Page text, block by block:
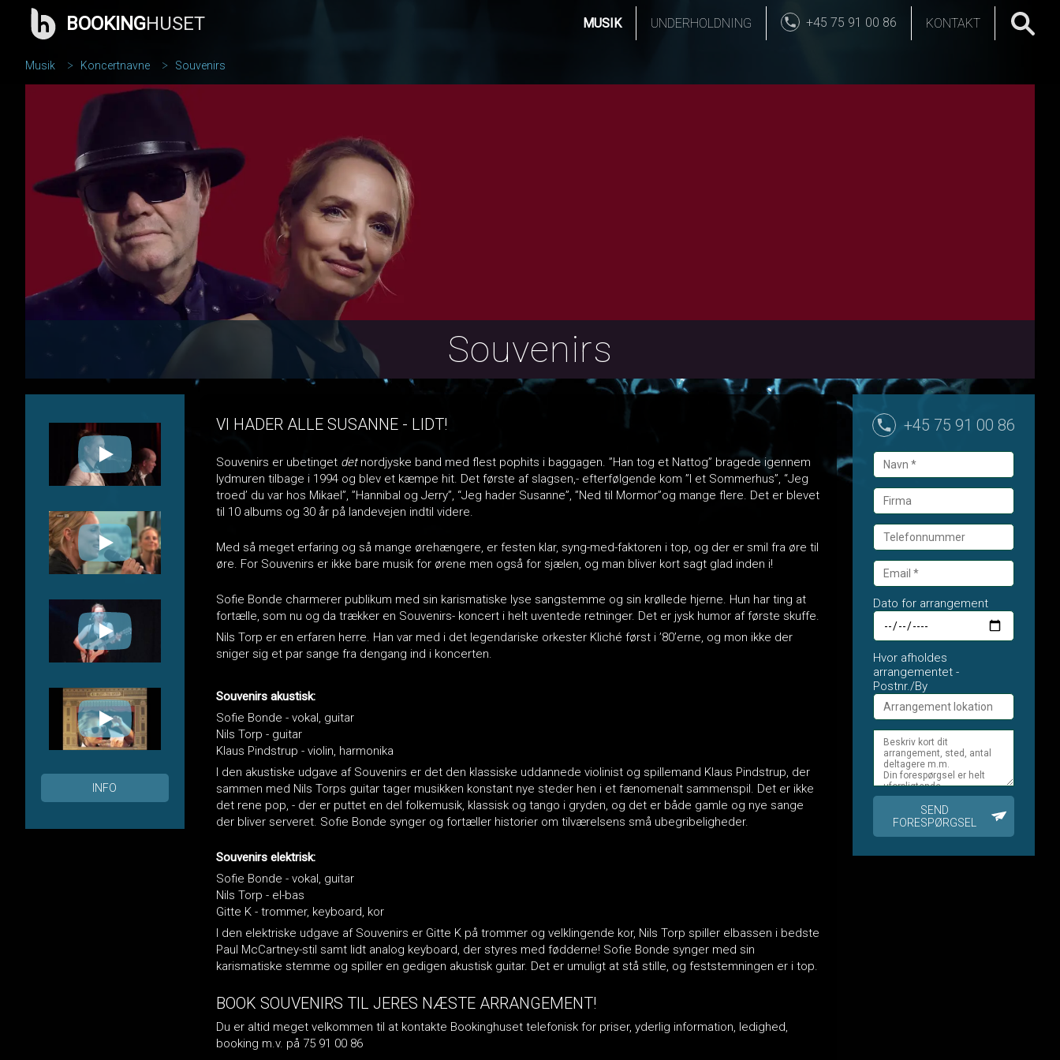
BOOKINGHUSET MUSIK UNDERHOLDNING +45 75 91 00 86 KONTAKT
Musik Koncertnavne Souvenirs
Souvenirs
VI HADER ALLE SUSANNE - LIDT!
Souvenirs er ubetinget det nordjyske band med flest pophits i baggagen. ”Han tog et Nattog” bragede igennem
lydmuren tilbage i 1994 og blev et kæmpe hit. Det første af slagsen,- efterfølgende kom ”I et Sommerhus”, “Jeg
troed’ du var hos Mikael”, ”Hannibal og Jerry”, “Jeg hader Susanne”, ”Ned til Mormor”og mange flere. Det er blevet
til 10 albums og 30 år på landevejen indtil videre.
Med så meget erfaring og så mange ørehængere, er festen klar, syng-med-faktoren i top, og der er smil fra øre til
øre. For Souvenirs er ikke bare musik for ørene men også for sjælen, og man bliver kort sagt glad inden i!
Sofie Bonde charmerer publikum med sin karismatiske lyse sangstemme og sin krøllede hjerne. Hun har ting at
fortælle, som nu og da trækker en Souvenirs- koncert i helt uventede retninger. Det er jysk humor af første skuffe.
Nils Torp er en erfaren herre. Han var med i det legendariske orkester Kliché først i ’80’erne, og mon ikke der
sniger sig et par sange fra dengang ind i koncerten.
⁠Souvenirs akustisk:
Sofie Bonde - vokal, guitar
Nils Torp - guitar
Klaus Pindstrup - violin, harmonika
I den akustiske udgave af Souvenirs er det den klassiske uddannede violinist og spillemand Klaus Pindstrup, der
sammen med Nils Torps guitar tager musikken konstant nye steder hen i et fænomenalt sammenspil. Det er ikke
det rene pop, - der er puttet en del folkemusik, klassisk og tango i gryden, og det er både gamle og nye sange
der bliver serveret. Sofie Bonde synger og fortæller historier om tilværelsens små ubegribeligheder.
Souvenirs elektrisk:
Sofie Bonde - vokal, guitar
Nils Torp - el-bas
Gitte K - trommer, keyboard, kor
I den elektriske udgave af Souvenirs er Gitte K på trommer og velklingende kor, Nils Torp spiller elbassen i bedste
Paul McCartney-stil samt lidt analog keyboard, der styres med fødderne! Sofie Bonde synger med sin
karismatiske stemme og spiller en gedigen akustisk guitar. Det er umuligt at stå stille, og feststemningen er i top.
BOOK SOUVENIRS TIL JERES NÆSTE ARRANGEMENT!
Du er altid meget velkommen til at kontakte Bookinghuset telefonisk for priser, yderlig information, ledighed,
booking m.v. på 75 91 00 86
INFO
+45 75 91 00 86
Dato for arrangement
Hvor afholdes
arrangementet -
Postnr./By
SEND
FORESPØRGSEL